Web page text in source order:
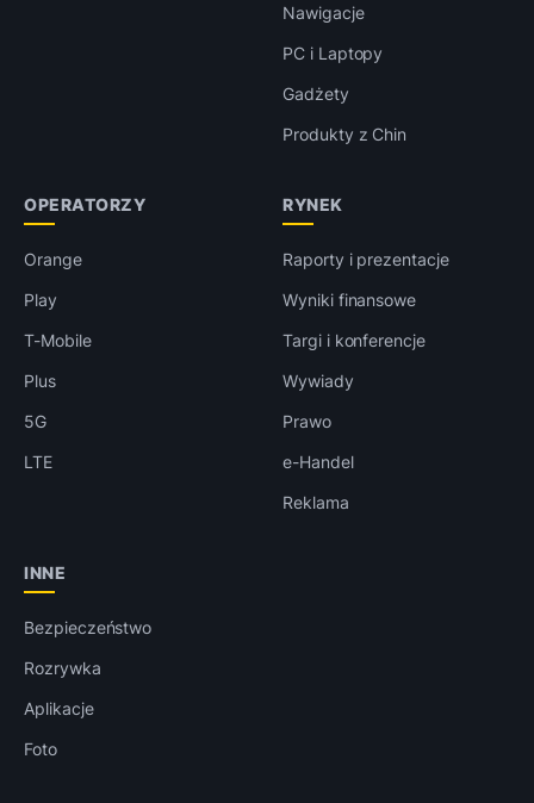
Nawigacje
PC i Laptopy
Gadżety
Produkty z Chin
OPERATORZY
Orange
Play
T-Mobile
Plus
5G
LTE
RYNEK
Raporty i prezentacje
Wyniki finansowe
Targi i konferencje
Wywiady
Prawo
e-Handel
Reklama
INNE
Bezpieczeństwo
Rozrywka
Aplikacje
Foto